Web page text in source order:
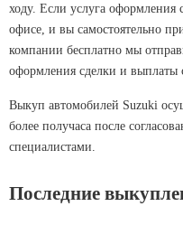
ходу. Если услуга
офисе, и вы самостоятельно
компании бесплатно мы
оформления сделки и выплаты
Выкуп автомобилей Suzuki
более получаса после
специалистами.
Последние